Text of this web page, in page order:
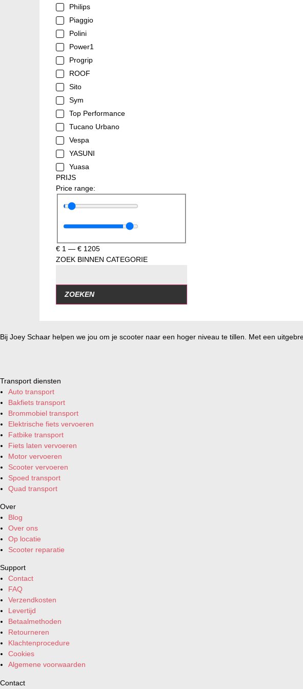
Philips
Piaggio
Polini
Power1
Progrip
ROOF
Sito
Sym
Top Performance
Tucano Urbano
Vespa
YASUNI
Yuasa
PRIJS
Price range:
€ 1 — € 1205
ZOEK BINNEN CATEGORIE
ZOEKEN
Bij Joey Schaar helpen we jou om je scooter naar een hoger niveau te tillen. Met een
Transport diensten
Auto transport
Bakfiets transport
Brommobiel transport
Elektrische fiets vervoeren
Fatbike transport
Fiets laten vervoeren
Motor vervoeren
Scooter vervoeren
Spoed transport
Quad transport
Over
Blog
Over ons
Op locatie
Scooter reparatie
Support
Contact
FAQ
Verzendkosten
Levertijd
Betaalmethoden
Retourneren
Klachtenprocedure
Cookies
Algemene voorwaarden
Contact